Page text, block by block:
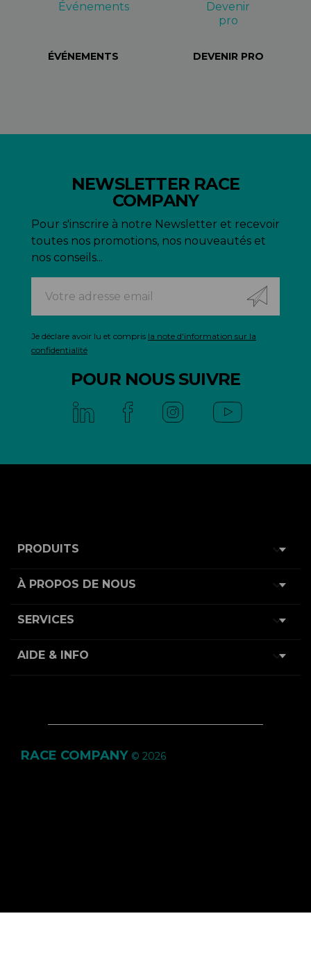
ÉVÉNEMENTS DEVENIR PRO
NEWSLETTER RACE
COMPANY
Pour s'inscrire à notre Newsletter et recevoir
toutes nos promotions, nos nouveautés et
nos conseils...
Je déclare avoir lu et compris la note d'information sur la
confidentialité
POUR NOUS SUIVRE
PRODUITS 
À PROPOS DE NOUS 
SERVICES 
AIDE & INFO 
RACE COMPANY © 2026